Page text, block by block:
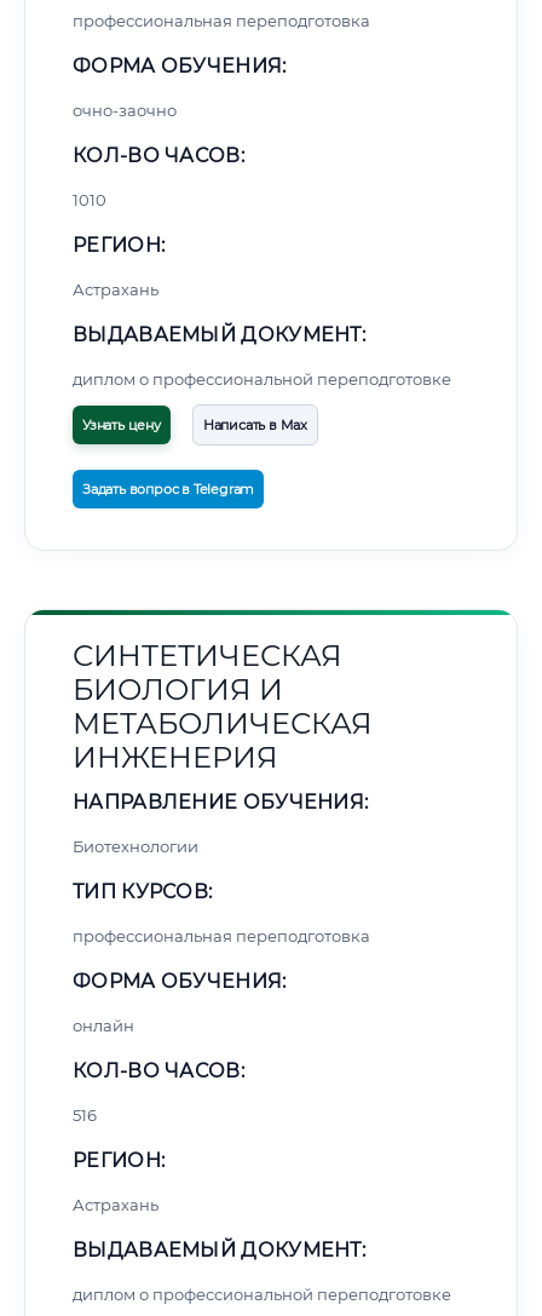
профессиональная переподготовка
ФОРМА ОБУЧЕНИЯ:
очно-заочно
КОЛ-ВО ЧАСОВ:
1010
РЕГИОН:
Астрахань
ВЫДАВАЕМЫЙ ДОКУМЕНТ:
диплом о профессиональной переподготовке
Узнать цену Написать в Max
Задать вопрос в Telegram
СИНТЕТИЧЕСКАЯ
БИОЛОГИЯ И
МЕТАБОЛИЧЕСКАЯ
ИНЖЕНЕРИЯ
НАПРАВЛЕНИЕ ОБУЧЕНИЯ:
Биотехнологии
ТИП КУРСОВ:
профессиональная переподготовка
ФОРМА ОБУЧЕНИЯ:
онлайн
КОЛ-ВО ЧАСОВ:
516
РЕГИОН:
Астрахань
ВЫДАВАЕМЫЙ ДОКУМЕНТ:
диплом о профессиональной переподготовке